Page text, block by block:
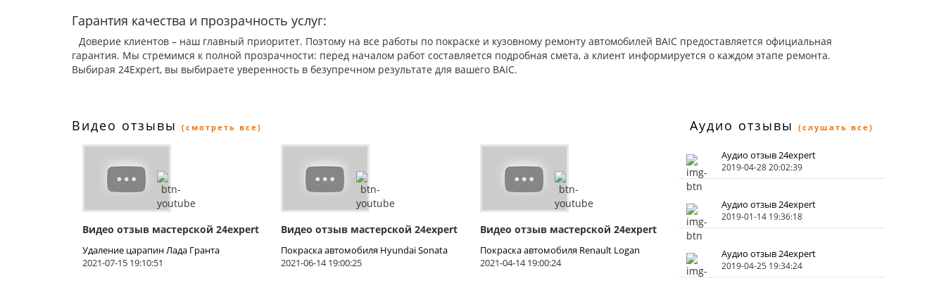
Гарантия качества и прозрачность услуг:
Доверие клиентов – наш главный приоритет. Поэтому на все работы по покраске и кузовному ремонту автомобилей BAIC предоставляется официальная
гарантия. Мы стремимся к полной прозрачности: перед началом работ составляется подробная смета, а клиент информируется о каждом этапе ремонта.
Выбирая 24Expert, вы выбираете уверенность в безупречном результате для вашего BAIC.
Видео отзывы (смотреть все) Аудио отзывы (слушать все)
Видео отзыв мастерской 24expert
Удаление царапин Лада Гранта
2021-07-15 19:10:51
Видео отзыв мастерской 24expert
Покраска автомобиля Hyundai Sonata
2021-06-14 19:00:25
Видео отзыв мастерской 24expert
Покраска автомобиля Renault Logan
2021-04-14 19:00:24
Аудио отзыв 24expert
2019-04-28 20:02:39
Аудио отзыв 24expert
2019-01-14 19:36:18
Аудио отзыв 24expert
2019-04-25 19:34:24